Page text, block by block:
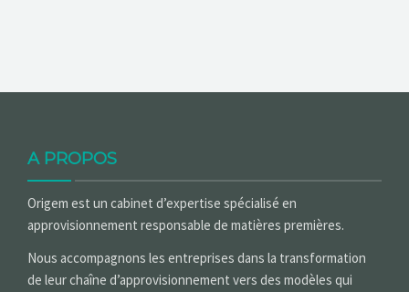
A PROPOS
Origem est un cabinet d’expertise spécialisé en
approvisionnement responsable de matières premières.
Nous accompagnons les entreprises dans la transformation
de leur chaîne d’approvisionnement vers des modèles qui